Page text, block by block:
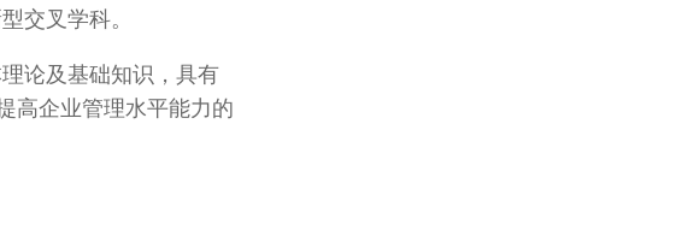
交叉学科。
论及基础知识，具有
高企业管理水平能力的